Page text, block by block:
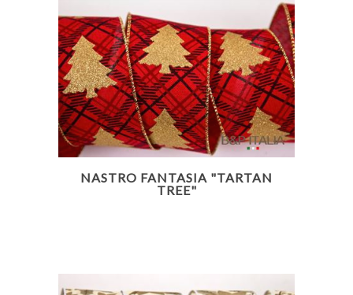
NASTRO FANTASIA "TARTAN
TREE"